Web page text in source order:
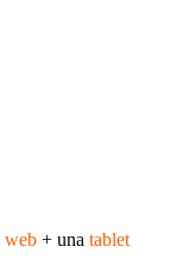
web + una tablet